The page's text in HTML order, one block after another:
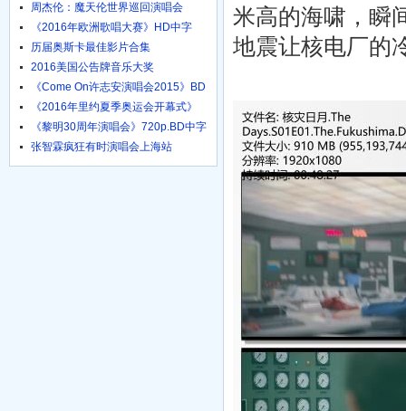
米高的海啸，瞬
地震让核电厂的
周杰伦：魔天伦世界巡回演唱会
《2016年欧洲歌唱大赛》HD中字
1024高清
历届奥斯卡最佳影片合集
2016美国公告牌音乐大奖
《Come On许志安演唱会2015》BD
粤语中字
《2016年里约夏季奥运会开幕式》
HD国语
《黎明30周年演唱会》720p.BD中字
张智霖疯狂有时演唱会上海站